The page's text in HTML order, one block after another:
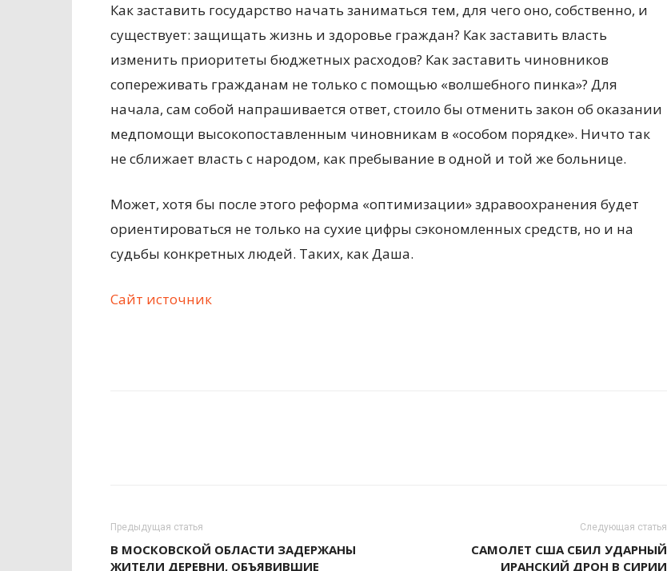
Как заставить государство начать заниматься тем, для чего оно, собственно, и
существует: защищать жизнь и здоровье граждан? Как заставить власть
изменить приоритеты бюджетных расходов? Как заставить чиновников
сопереживать гражданам не только с помощью «волшебного пинка»? Для
начала, сам собой напрашивается ответ, стоило бы отменить закон об оказании
медпомощи высокопоставленным чиновникам в «особом порядке». Ничто так
не сближает власть с народом, как пребывание в одной и той же больнице.
Может, хотя бы после этого реформа «оптимизации» здравоохранения будет
ориентироваться не только на сухие цифры сэкономленных средств, но и на
судьбы конкретных людей. Таких, как Даша.
Сайт источник
Предыдущая статья
В МОСКОВСКОЙ ОБЛАСТИ ЗАДЕРЖАНЫ
ЖИТЕЛИ ДЕРЕВНИ, ОБЪЯВИВШИЕ
Следующая статья
САМОЛЕТ США СБИЛ УДАРНЫЙ
ИРАНСКИЙ ДРОН В СИРИИ